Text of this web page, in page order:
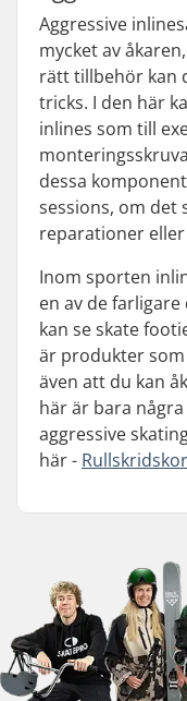
Aggressive
mycket av
rätt tillbehör kan
tricks. I den här
inlines som till
dessa
sessions, om det
reparationer
Inom sporten
en av de
kan se skate
är produkter
även att du kan
här är bara
aggressive
här -